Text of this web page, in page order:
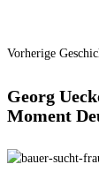
Vorherige
Georg
Moment